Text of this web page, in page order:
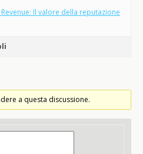
Il valore della reputazione
a questa discussione.